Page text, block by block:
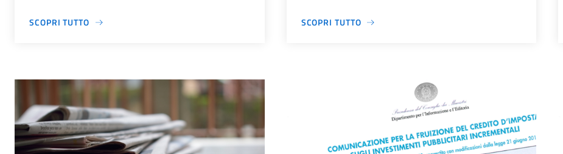
SCOPRI TUTTO SCOPRI TUTTO